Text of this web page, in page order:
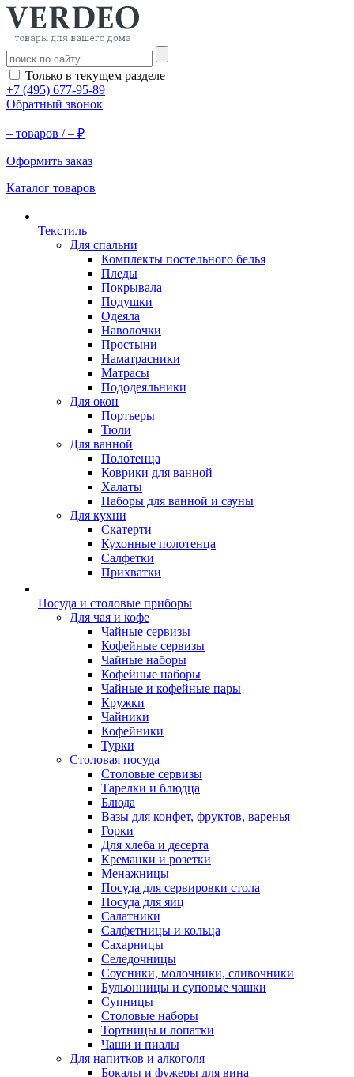
Только в текущем разделе
+7 (495) 677-95-89
Обратный звонок
– товаров /– ₽
Оформить заказ
Каталог товаров
Текстиль
Для спальни
Комплекты постельного белья
Пледы
Покрывала
Подушки
Одеяла
Наволочки
Простыни
Наматрасники
Матрасы
Пододеяльники
Для окон
Портьеры
Тюли
Для ванной
Полотенца
Коврики для ванной
Халаты
Наборы для ванной и сауны
Для кухни
Скатерти
Кухонные полотенца
Салфетки
Прихватки
Посуда и столовые приборы
Для чая и кофе
Чайные сервизы
Кофейные сервизы
Чайные наборы
Кофейные наборы
Чайные и кофейные пары
Кружки
Чайники
Кофейники
Турки
Столовая посуда
Столовые сервизы
Тарелки и блюдца
Блюда
Вазы для конфет, фруктов, варенья
Горки
Для хлеба и десерта
Креманки и розетки
Менажницы
Посуда для сервировки стола
Посуда для яиц
Салатники
Салфетницы и кольца
Сахарницы
Селедочницы
Соусники, молочники, сливочники
Бульонницы и суповые чашки
Супницы
Столовые наборы
Тортницы и лопатки
Чаши и пиалы
Для напитков и алкоголя
Бокалы и фужеры для вина